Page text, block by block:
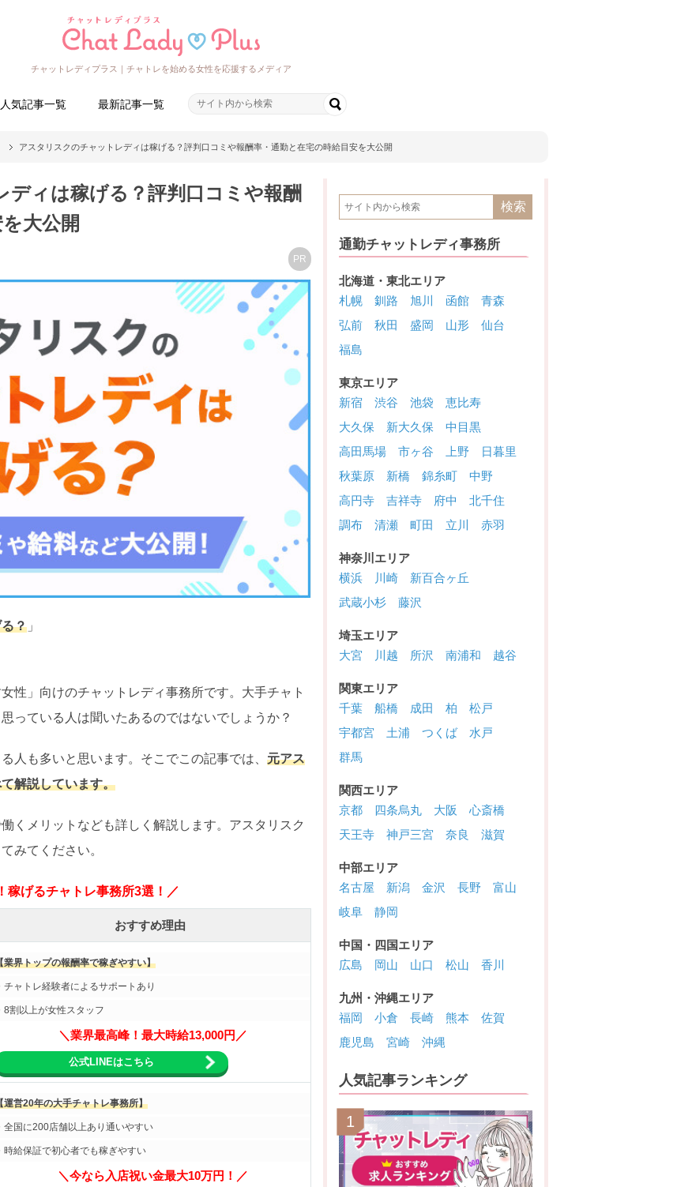
チャットレディプラス｜チャトレを始める女性を応援するメディア
人気記事一覧 最新記事一覧
アスタリスクのチャットレディは稼げる？評判口コミや報酬率・通勤と在宅の時給目安を大公開
ィは稼げる？評判口コミや報酬
大公開
PR
？ 」
性」向けのチャットレディ事務所です。大手チャト
っている人は聞いたあるのではないでしょうか？
人も多いと思います。そこでこの記事では、 元アス
解説しています。
くメリットなども詳しく解説します。アスタリスク
みてください。
稼げるチャトレ事務所3選！／
おすすめ理由
業界トップの報酬率で稼ぎやすい】
チャトレ経験者によるサポートあり
8割以上が女性スタッフ
＼業界最高峰！最大時給13,000円／
公式LINEはこちら
運営20年の大手チャトレ事務所】
全国に200店舗以上あり通いやすい
時給保証で初心者でも稼ぎやすい
＼今なら入店祝い金最大10万円！／
通勤チャットレディ事務所
北海道・東北エリア
札幌
釧路 旭川 函館
青森
弘前
秋田 盛岡 山形
仙台
福島
東京エリア
新宿
渋谷 池袋
恵比寿
大久保
新大久保
中目黒
高田馬場
市ヶ谷 上野
日暮里
秋葉原
新橋 錦糸町
中野
高円寺
吉祥寺 府中
北千住
調布
清瀬 町田 立川 赤羽
神奈川エリア
横浜
川崎
新百合ヶ丘
武蔵小杉
藤沢
埼玉エリア
大宮
川越 所沢 南浦和 越谷
関東エリア
千葉
船橋 成田 柏
松戸
宇都宮
土浦 つくば
水戸
群馬
関西エリア
京都
四条烏丸 大阪
心斎橋
天王寺
神戸三宮 奈良 滋賀
中部エリア
名古屋
新潟 金沢 長野
富山
岐阜
静岡
中国・四国エリア
広島
岡山 山口 松山 香川
九州・沖縄エリア
福岡
小倉 長崎 熊本
佐賀
鹿児島
宮崎 沖縄
人気記事ランキング